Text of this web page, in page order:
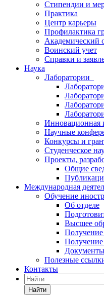
Стипендии и
Практика
Центр карьеры
Профилактика
Академический
Воинский учет
Справки и
Наука
Лаборатории
Инновационная
Научные
Конкурсы и
Студенческое
Проекты,
Общие
Международная
Обучение
Об отделе
Высшее
Документы
Полезные
Контакты
Найти